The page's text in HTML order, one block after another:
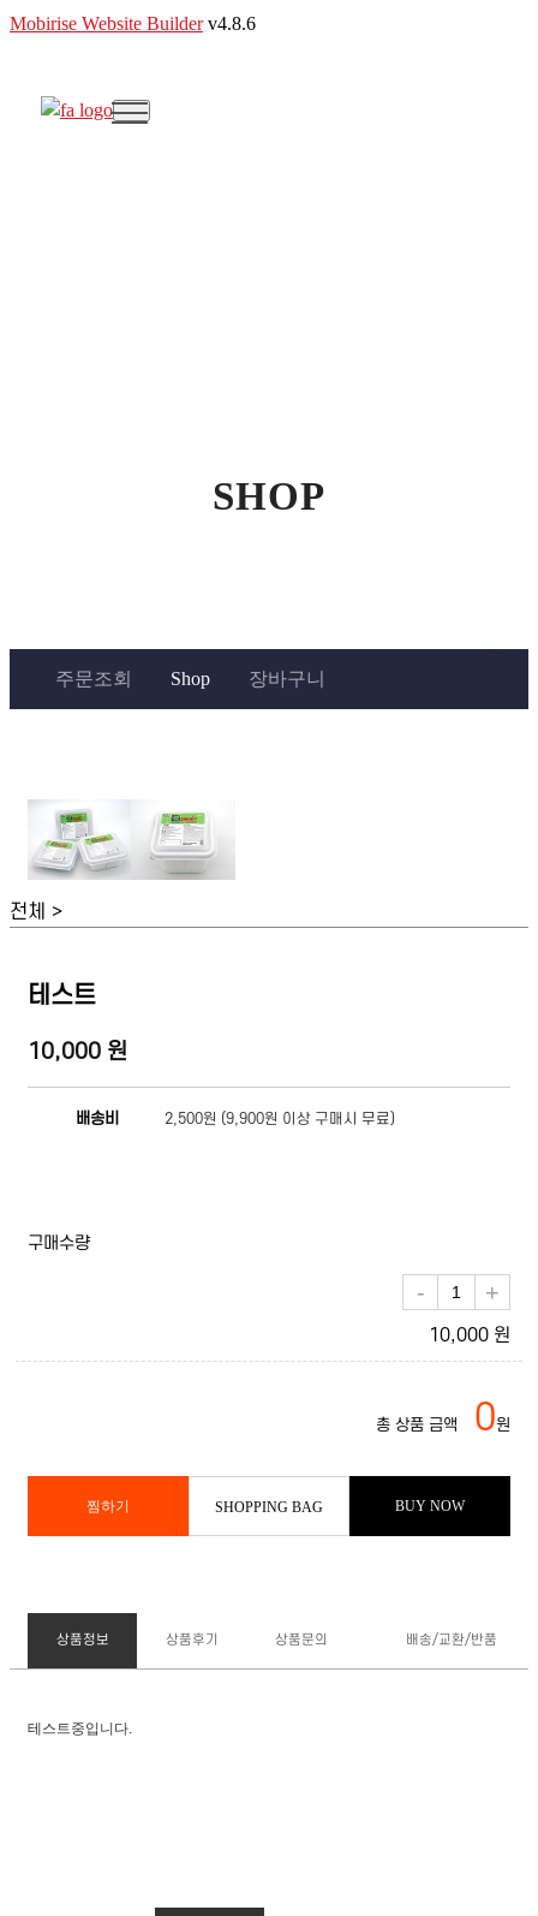
Mobirise Website Builderv4.8.6
SHOP
주문조회 Shop 장바구니
전체 >
테스트
10,000 원
배송비 2,500원 (9,900원 이상 구매시 무료)
구매수량
- +
10,000 원
총 상품 금액 0원
찜하기 SHOPPING BAG BUY NOW
상품정보 상품후기 상품문의 배송/교환/반품
테스트중입니다.